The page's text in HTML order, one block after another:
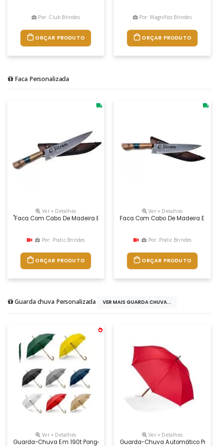
Por: Club Brindes
ORÇAR PRODUTO
Por: Magnifico Brindes
ORÇAR PRODUTO
Faca Personalizada
Ver + Detalhes
"faca Com Cabo De Madeira E Resina Com Lâmina De 8"" Feitas Em
Por: Pratic Brindes
ORÇAR PRODUTO
Ver + Detalhes
Faca Com Cabo De Madeira E
Por: Pratic Brindes
ORÇAR PRODUTO
Guarda chuva Personalizada VER MAIS GUARDA CHUVA...
Ver + Detalhes
Guarda-Chuva Em 190t Pongee Com Abertura Automática. Varetas Em
Ver + Detalhes
Guarda-Chuva Automático